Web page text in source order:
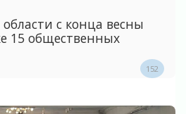
с конца весны
15 общественных
152